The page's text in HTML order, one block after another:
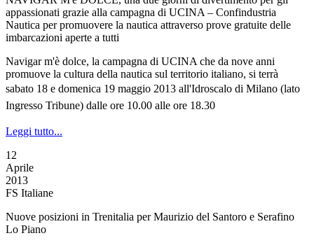
appassionati grazie alla campagna di UCINA – Confindustria
Nautica per promuovere la nautica attraverso prove gratuite delle
imbarcazioni aperte a tutti
Navigar m'è dolce, la campagna di UCINA che da nove anni
promuove la cultura della nautica sul territorio italiano, si terrà
sabato 18 e domenica 19 maggio 2013 all'Idroscalo di Milano (lato
Ingresso Tribune) dalle ore 10.00 alle ore 18.30
Leggi tutto...
12
Aprile
2013
FS Italiane
Nuove posizioni in Trenitalia per Maurizio del Santoro e Serafino
Lo Piano